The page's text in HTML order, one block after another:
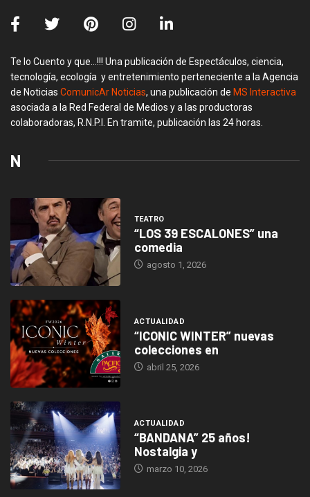
Te lo Cuento y que…!!! Una publicación de Espectáculos, ciencia,
tecnología, ecología y entretenimiento perteneciente a la Agencia
de Noticias ComunicAr Noticias, una publicación de MS Interactiva
asociada a la Red Federal de Medios y a las productoras
colaboradoras, R.N.P.I. En tramite, publicación las 24 horas.
N
TEATRO
“LOS 39 ESCALONES” una
comedia
agosto 1, 2026
ACTUALIDAD
“ICONIC WINTER” nuevas
colecciones en
abril 25, 2026
ACTUALIDAD
“BANDANA” 25 años!
Nostalgia y
marzo 10, 2026